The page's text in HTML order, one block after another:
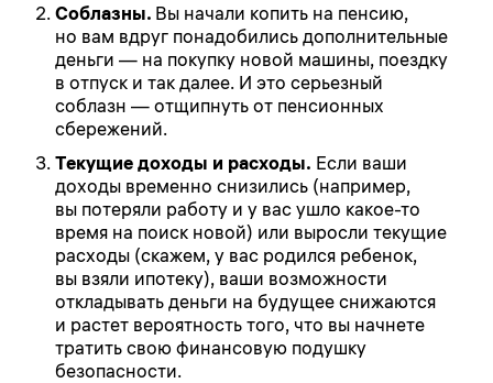
Соблазны. Вы начали копить на пенсию,
но вам вдруг понадобились дополнительные
деньги — на покупку новой машины, поездку
в отпуск и так далее. И это серьезный
соблазн — отщипнуть от пенсионных
сбережений.
Текущие доходы и расходы. Если ваши
доходы временно снизились (например,
вы потеряли работу и у вас ушло какое-то
время на поиск новой) или выросли текущие
расходы (скажем, у вас родился ребенок,
вы взяли ипотеку), ваши возможности
откладывать деньги на будущее снижаются
и растет вероятность того, что вы начнете
тратить свою финансовую подушку
безопасности.